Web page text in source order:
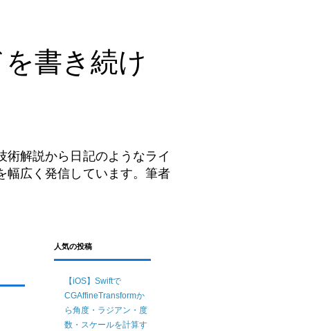
書き続け
解説から日記のようなライ
幅広く発信しています。筆者
人気の投稿
【iOS】Swiftで
CGAffineTransformか
ら角度・ラジアン・度
数・スケールを計算す